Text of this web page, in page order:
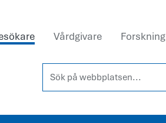
Vårdgivare Forskning
Sök på webbplatsen...